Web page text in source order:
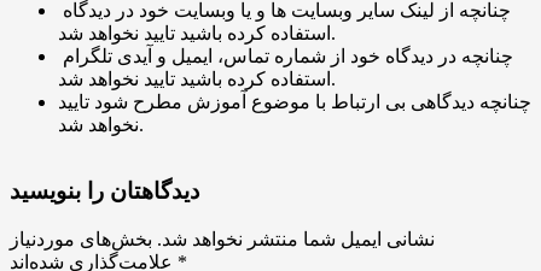
استفاده کرده باشید تایید نخواهد شد.
استفاده کرده باشید تایید نخواهد شد.
چنانچه دیدگاهی بی ارتباط با موضوع آموزش مطرح شود تایید
نخواهد شد.
دیدگاهتان را بنویسید
نشانی ایمیل شما منتشر نخواهد شد. بخش‌های موردنیاز
*